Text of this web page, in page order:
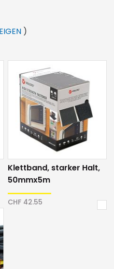
)
Klettband, starker Halt,
50mmx5m
CHF 42.55